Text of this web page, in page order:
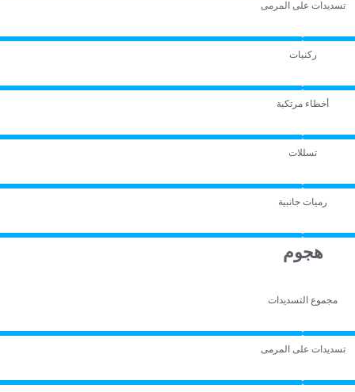
تسديدات على المرمى
ركنيات
أخطاء مرتكبة
تسللات
رميات جانبية
هجوم
مجموع التسديدات
تسديدات على المرمى